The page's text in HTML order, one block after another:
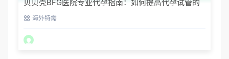
贝贝壳BFG医院专业代孕指南：如何提高代孕试管的
成功率？
海外特需